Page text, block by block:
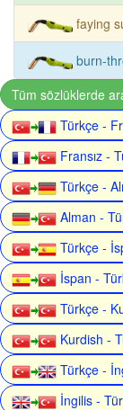
faying
burn-
Tüm sözlüklerde
Türkçe -
Fransız -
Türkçe -
Alman -
Türkçe -
İspan -
Türkçe -
Kurdish -
Türkçe -
İngilis -